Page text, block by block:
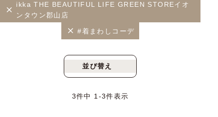
ikka THE BEAUTIFUL LIFE GREEN STOREイオ
ンタウン郡山店
#着まわしコーデ
並び替え
3件中 1 -3件表示